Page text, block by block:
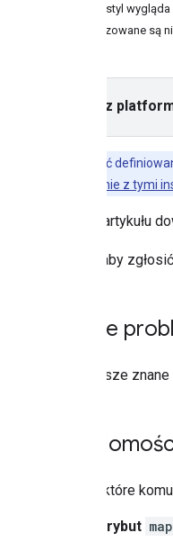
Mój styl
Stylizowane są
Wybierz
Aby używać
Postępuj zgodnie z tymi
Z tego artykułu
Kliknij, aby zgłosić
Znane
Najnowsze
Oto niektóre
Jeśli atrybut